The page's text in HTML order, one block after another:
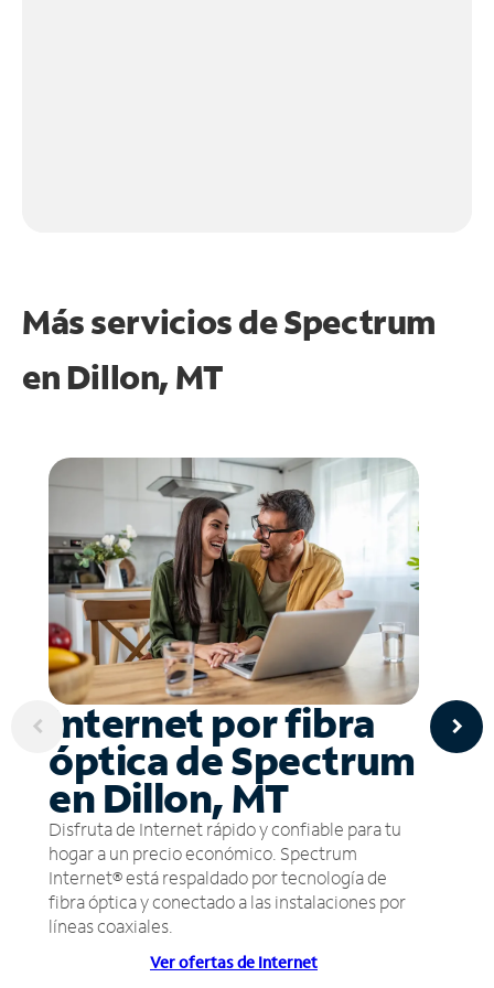
Más servicios de Spectrum
en Dillon, MT
Internet por fibra
óptica de Spectrum
en Dillon, MT
Disfruta de Internet rápido y confiable para tu
hogar a un precio económico. Spectrum
Internet® está respaldado por tecnología de
fibra óptica y conectado a las instalaciones por
líneas coaxiales.
Ver ofertas de Internet